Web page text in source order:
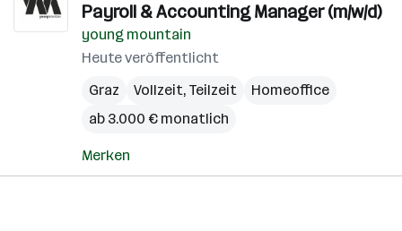
Payroll & Accounting Manager (m/w/d)
young mountain
Heute veröffentlicht
Graz
Vollzeit, Teilzeit
Homeoffice
ab 3.000 € monatlich
Merken